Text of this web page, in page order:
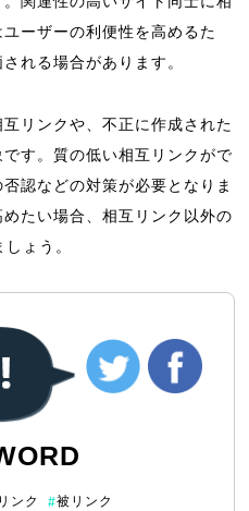
ーザーの利便性を高めるた
れる場合があります。
リンクや、不正に作成された
す。質の低い相互リンクがで
認などの対策が必要となりま
たい場合、相互リンク以外の
ょう。
ンク #被リンク